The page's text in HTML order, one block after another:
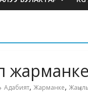
Адабият, Жарманке,